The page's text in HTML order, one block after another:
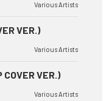
Various Artists
VER.)
Various Artists
VER.)
Various Artists